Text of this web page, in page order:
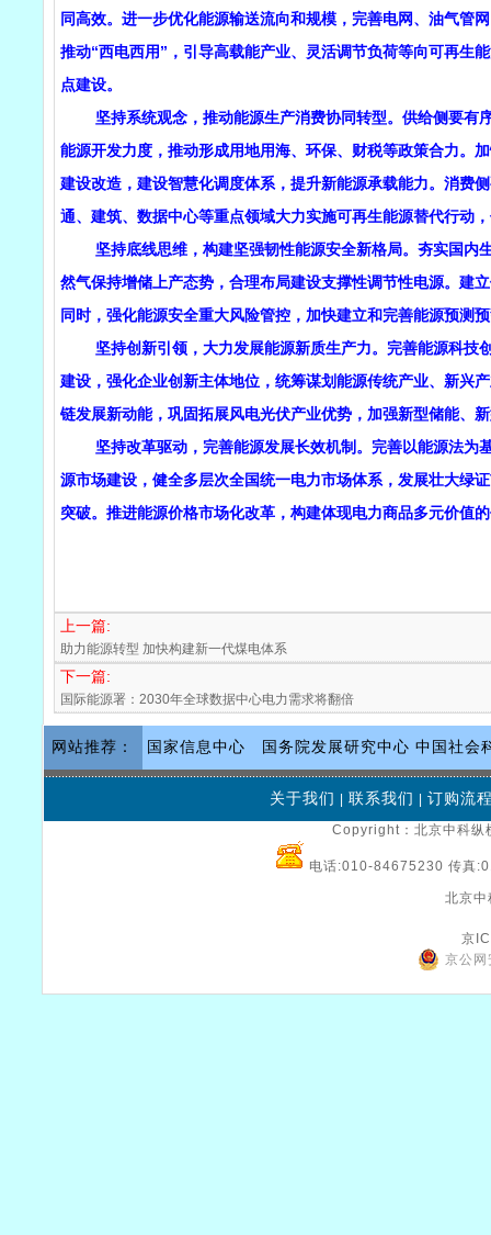
同高效。进一步优化能源输送流向和规模，完善电网、油气管
推动“西电西用”，引导高载能产业、灵活调节负荷等向可再生
点建设。
坚持系统观念，推动能源生产消费协同转型。供给侧要有
能源开发力度，推动形成用地用海、环保、财税等政策合力。
建设改造，建设智慧化调度体系，提升新能源承载能力。消费
通、建筑、数据中心等重点领域大力实施可再生能源替代行动
坚持底线思维，构建坚强韧性能源安全新格局。夯实国内
然气保持增储上产态势，合理布局建设支撑性调节性电源。建
同时，强化能源安全重大风险管控，加快建立和完善能源预测
坚持创新引领，大力发展能源新质生产力。完善能源科技
建设，强化企业创新主体地位，统筹谋划能源传统产业、新兴
链发展新动能，巩固拓展风电光伏产业优势，加强新型储能、
坚持改革驱动，完善能源发展长效机制。完善以能源法为
源市场建设，健全多层次全国统一电力市场体系，发展壮大绿
突破。推进能源价格市场化改革，构建体现电力商品多元价值
上一篇:
助力能源转型 加快构建新一代煤电体系
下一篇:
国际能源署：2030年全球数据中心电力需求将翻倍
网站推荐： 国家信息中心 国务院发展研究中心 中国社会
关于我们 联系我们 订购流
Copyright：北京中科
电话:010-84675230 传真
北京中
京
京公